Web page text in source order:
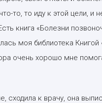
то, то иду к этой цели,
книга «Болезни
моя библиотека Книгой
очень хорошо мне
сходила к врачу, она